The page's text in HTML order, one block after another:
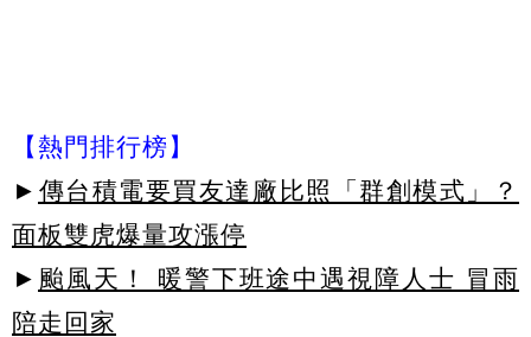
【熱門排行榜】
► 傳台積電要買友達廠比照「群創模式」？
面板雙虎爆量攻漲停
► 颱風天！ 暖警下班途中遇視障人士 冒雨
陪走回家